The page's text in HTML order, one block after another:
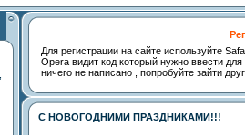
Для регистрации на сайте используйте
Opera видит код который нужно ввести
ничего не написано , попробуйте зайти
С НОВОГОДНИМИ ПРАЗДНИКАМИ!!!